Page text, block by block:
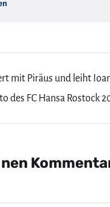
mit Piräus und leiht
des FC Hansa Rostock